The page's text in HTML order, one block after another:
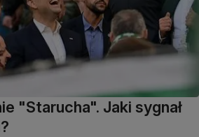
"Starucha". Jaki sygnał